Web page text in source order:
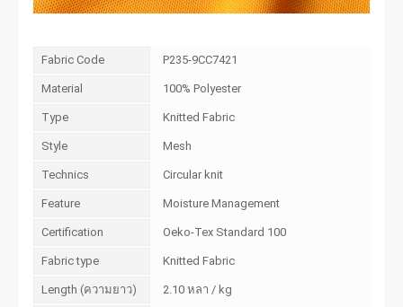
Fabric Code P235-9CC7421
Material 100% Polyester
Type Knitted Fabric
Style Mesh
Technics Circular knit
Feature Moisture Management
Certification Oeko-Tex Standard 100
Fabric type Knitted Fabric
Length (ความยาว) 2.10 หลา / kg